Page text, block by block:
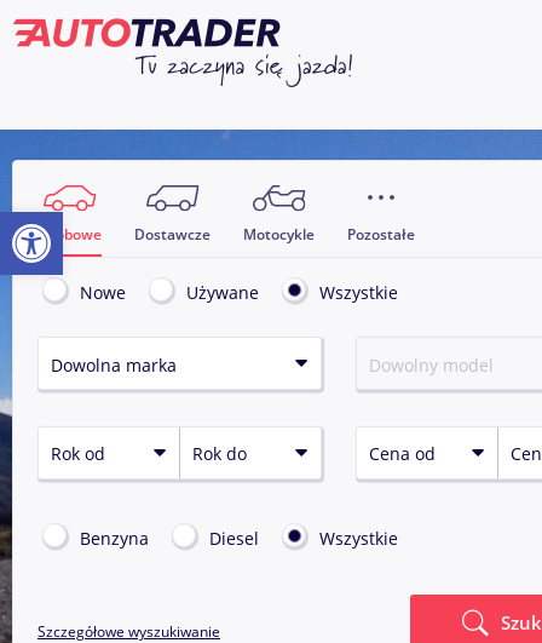
Osobowe Dostawcze Motocykle Pozostałe
Nowe Używane Wszystkie
benzyna diesel Wszystkie
Szczegółowe wyszukiwanie
Otwórz pasek narzędzi